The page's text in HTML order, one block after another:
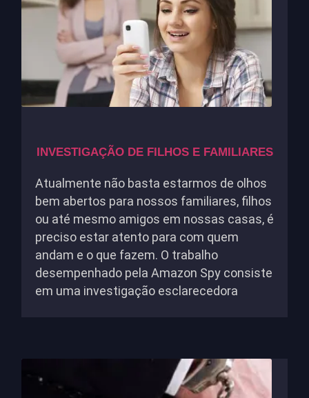
INVESTIGAÇÃO DE FILHOS E FAMILIARES
Atualmente não basta estarmos de olhos
bem abertos para nossos familiares, filhos
ou até mesmo amigos em nossas casas, é
preciso estar atento para com quem
andam e o que fazem. O trabalho
desempenhado pela Amazon Spy consiste
em uma investigação esclarecedora